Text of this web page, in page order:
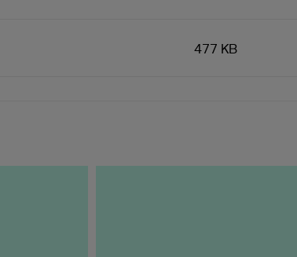
477 KB